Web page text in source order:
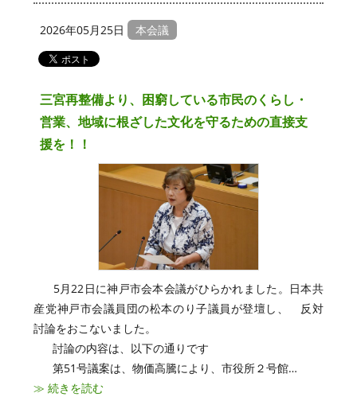
2026年05月25日 本会議
三宮再整備より、困窮している市民のくらし・
営業、地域に根ざした文化を守るための直接支
援を！！
5月22日に神戸市会本会議がひらかれました。日本共
産党神戸市会議員団の松本のり子議員が登壇し、 反対
討論をおこないました。
討論の内容は、以下の通りです
第51号議案は、物価高騰により、市役所２号館…
≫ 続きを読む